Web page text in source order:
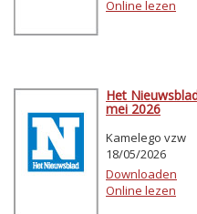
Online lezen
Het
mei 2026
Kamelego vzw
18/05/2026
Downloaden
Online lezen